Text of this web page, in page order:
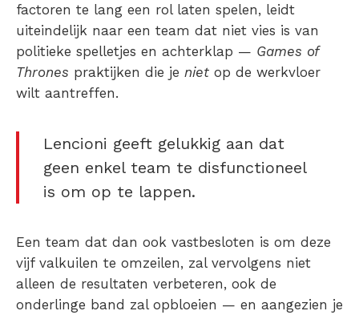
factoren te lang een rol laten spelen, leidt
uiteindelijk naar een team dat niet vies is van
politieke spelletjes en achterklap — Games of
Thrones praktijken die je niet op de werkvloer
wilt aantreffen.
Lencioni geeft gelukkig aan dat
geen enkel team te disfunctioneel
is om op te lappen.
Een team dat dan ook vastbesloten is om deze
vijf valkuilen te omzeilen, zal vervolgens niet
alleen de resultaten verbeteren, ook de
onderlinge band zal opbloeien — en aangezien je